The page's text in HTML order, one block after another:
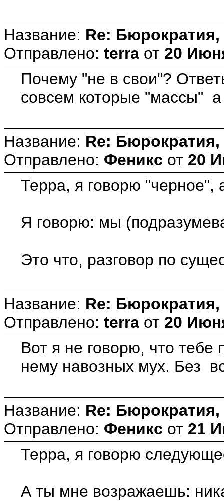
Название: Re: Бюрократия,
Отправлено: terra от 20
Почему "не в свои"?
совсем которые "массы"
Название: Re: Бюрократия,
Отправлено: Феникс от 20
Терра, я говорю "черное",
Я говорю: мы
Это что, разговор по
Название: Re: Бюрократия,
Отправлено: terra от 20
Вот я не говорю, что
нему навозных мух. Без
Название: Re: Бюрократия,
Отправлено: Феникс от 21
Терра, я говорю
А ты мне возражаешь: